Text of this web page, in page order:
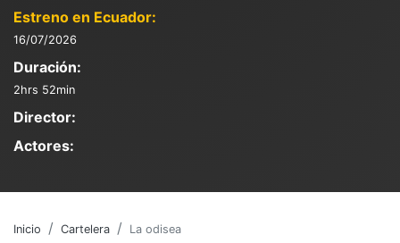
Estreno en Ecuador:
16/07/2026
Duración:
2hrs 52min
Director:
Actores:
Inicio Cartelera La odisea